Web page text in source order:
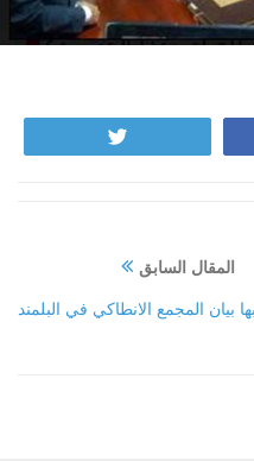
المقال السابق
بيان المجمع الانطاكي في البلمند